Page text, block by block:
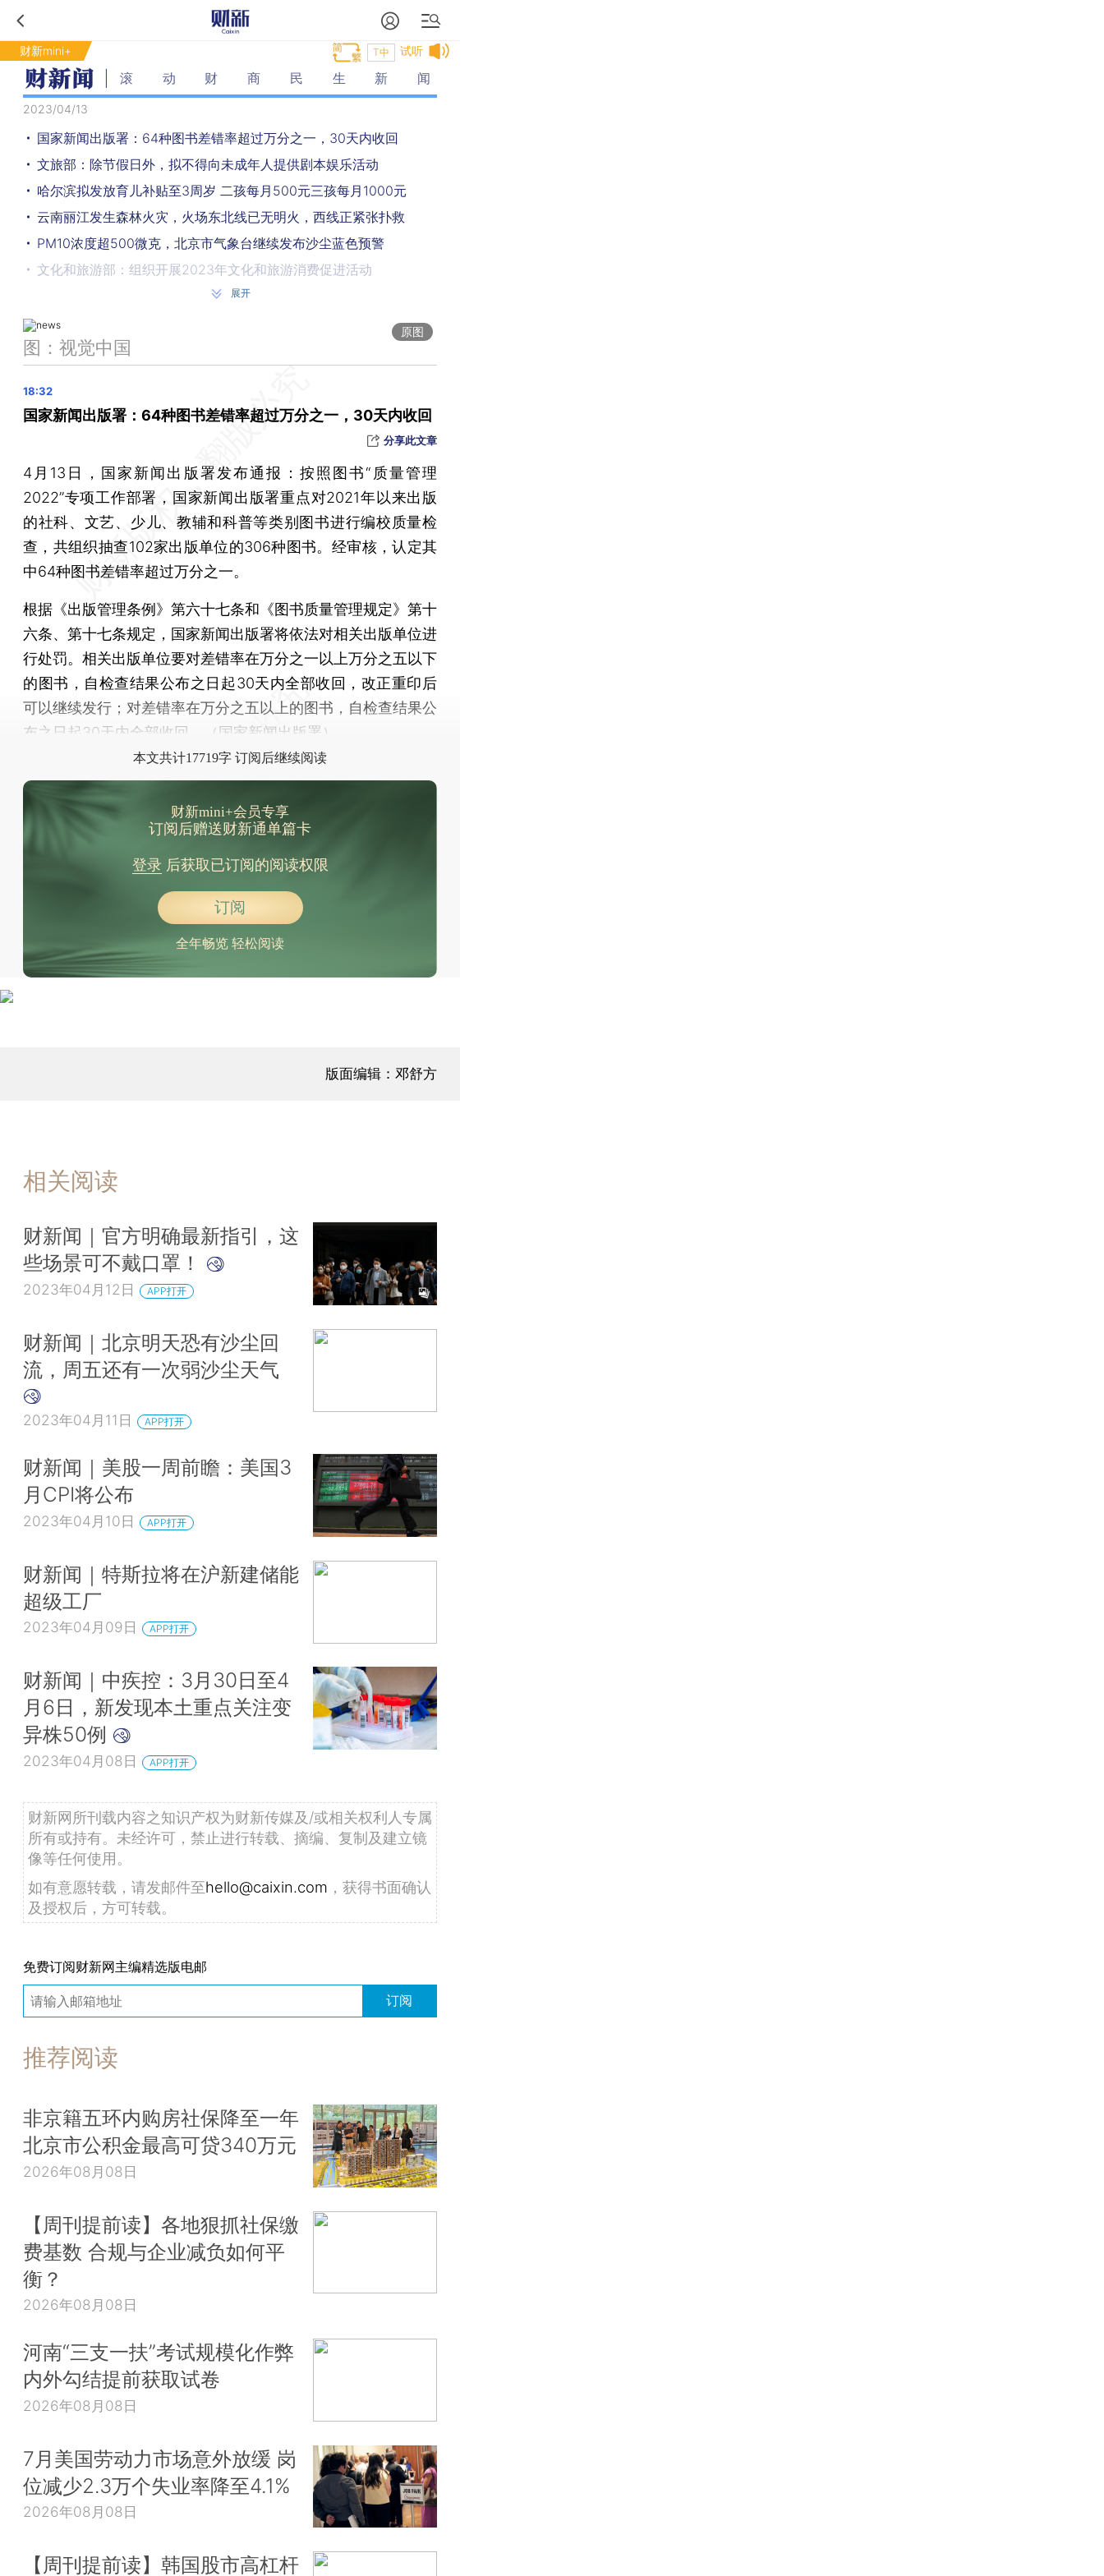
财新mini+ 试听
T中
滚动财商民生新闻
2023/04/13
国家新闻出版署：64种图书差错率超过万分之一，30天内收回
文旅部：除节假日外，拟不得向未成年人提供剧本娱乐活动
哈尔滨拟发放育儿补贴至3周岁 二孩每月500元三孩每月1000元
云南丽江发生森林火灾，火场东北线已无明火，西线正紧张扑救
PM10浓度超500微克，北京市气象台继续发布沙尘蓝色预警
文化和旅游部：组织开展2023年文化和旅游消费促进活动
以美元计中国3月出口同比增长14.8%
上海卫健委：鼓励社区开展适宜外科手术
大学党委副书记拟录取为本校博士？学校：取消资格
6年来4家央企总部和超150家子企业落户雄安新区
人民币计一季度外贸进出口同比增长4.8%
我国将对住宅电梯进一步落实使用单位安全主体责任
中国驻西班牙大使馆：中国公民谨防冒用使馆名义实施的电信诈骗
杭州：柴油车提前淘汰最高补助4.8万元
广州中心城区直达香港 琶洲港澳客运口岸将于4月13日试运营
香港将于16日向符合资格市民发放今年第一期消费券
明年起 违规“老年代步车”在北京禁行
晨读荐闻（国内、国际、市场消息29条）
一季度经济同比增速或反弹至3.8% 消费加速复苏出口持续下降
电影上线数量减少 爱奇艺如何应对供给难题？
美国3月CPI超预期回落 市场押注美联储继续加息
美国拟制定AI问责机制 建立可信赖的AI生态
展开
原图
图：视觉中国
国家新闻出版署：64种图书差错率超过万分之一，30天内收回
分享此文章
4月13日，国家新闻出版署发布通报：按照图书“质量管理
2022”专项工作部署，国家新闻出版署重点对2021年以来出版
的社科、文艺、少儿、教辅和科普等类别图书进行编校质量检
查，共组织抽查102家出版单位的306种图书。经审核，认定其
中64种图书差错率超过万分之一。
根据《出版管理条例》第六十七条和《图书质量管理规定》第十
六条、第十七条规定，国家新闻出版署将依法对相关出版单位进
行处罚。相关出版单位要对差错率在万分之一以上万分之五以下
的图书，自检查结果公布之日起30天内全部收回，改正重印后
可以继续发行；对差错率在万分之五以上的图书，自检查结果公
布之日起30天内全部收回。（国家新闻出版署）
本文共计17719字 订阅后继续阅读
财新mini+会员专享
订阅后赠送财新通单篇卡
登录后获取已订阅的阅读权限
订阅
全年畅览 轻松阅读
版面编辑：邓舒方
相关阅读
财新闻｜官方明确最新指引，这
些场景可不戴口罩！
2023年04月12日 APP打开
财新闻｜北京明天恐有沙尘回
流，周五还有一次弱沙尘天气
2023年04月11日 APP打开
财新闻｜美股一周前瞻：美国3
月CPI将公布
2023年04月10日 APP打开
财新闻｜特斯拉将在沪新建储能
超级工厂
2023年04月09日 APP打开
财新闻｜中疾控：3月30日至4
月6日，新发现本土重点关注变
异株50例
2023年04月08日 APP打开
财新网所刊载内容之知识产权为财新传媒及/或相关权利人专属
所有或持有。未经许可，禁止进行转载、摘编、复制及建立镜
像等任何使用。
如有意愿转载，请发邮件至hello@caixin.com ，获得书面确认
及授权后，方可转载。
免费订阅财新网主编精选版电邮
订阅
推荐阅读
非京籍五环内购房社保降至一年
北京市公积金最高可贷340万元
2026年08月08日
【周刊提前读】各地狠抓社保缴
费基数 合规与企业减负如何平
衡？
2026年08月08日
河南“三支一扶”考试规模化作弊
内外勾结提前获取试卷
2026年08月08日
7月美国劳动力市场意外放缓 岗
位减少2.3万个失业率降至4.1%
2026年08月08日
【周刊提前读】韩国股市高杠杆